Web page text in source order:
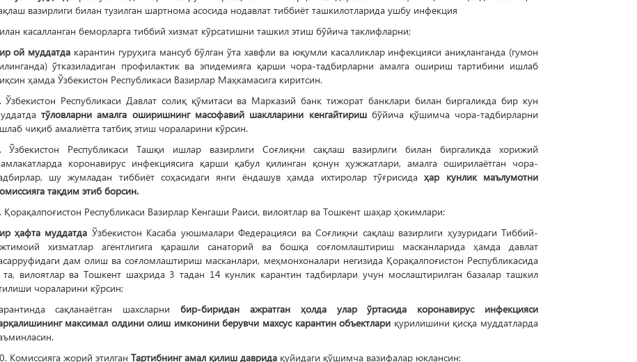
вазирлиги билан тузилган шартнома асосида нодавлат тиббиёт ташкилотларида ушбу инфекция
касалланган беморларга тиббий хизмат кўрсатишни ташкил этиш бўйича таклифларни;
ой муддатда карантин гуруҳига мансуб бўлган ўта хавфли ва юқумли касалликлар инфекцияси аниқланганда (гумон
ўтказиладиган профилактик ва эпидемияга қарши чора-тадбирларни амалга ошириш тартибини ишлаб
ҳамда Ўзбекистон Республикаси Вазирлар Маҳкамасига киритсин.
Ўзбекистон Республикаси Давлат солиқ қўмитаси ва Марказий банк тижорат банклари билан биргаликда бир кун
тўловларни амалга оширишнинг масофавий шаклларини кенгайтиришбўйича қўшимча чора-тадбирларни
чиқиб амалиётга татбиқ этиш чораларини кўрсин.
Ўзбекистон Республикаси Ташқи ишлар вазирлиги Соғлиқни сақлаш вазирлиги билан биргаликда хорижий
коронавирус инфекциясига қарши қабул қилинган қонун ҳужжатлари, амалга оширилаётган чора-
шу жумладан тиббиёт соҳасидаги янги ёндашув ҳамда ихтиролар тўғрисидаҳар кунлик маълумотни
тақдим этиб борсин.
Қорақалпоғистон Республикаси Вазирлар Кенгаши Раиси, вилоятлар ва Тошкент шаҳар ҳокимлари:
ҳафта муддатда Ўзбекистон Касаба уюшмалари Федерацияси ва Соғлиқни сақлаш вазирлиги ҳузуридаги Тиббий-
хизматлар агентлигига қарашли санаторий ва бошқа соғломлаштириш масканларида ҳамда давлат
дам олиш ва соғломлаштириш масканлари, меҳмонхоналари негизида Қорақалпоғистон Республикасида
вилоятлар ва Тошкент шаҳрида 3 тадан 14 кунлик карантин тадбирлари учун мослаштирилган базалар ташкил
чораларини кўрсин;
сақланаётган шахсларни бир-биридан ажратган ҳолда улар ўртасида коронавирус инфекцияси
максимал олдини олиш имконини берувчи махсус карантин объектлари қурилишини қисқа муддатларда
Комиссияга жорий этилган Тартибнинг амал қилиш давридақуйидаги қўшимча вазифалар юклансин: